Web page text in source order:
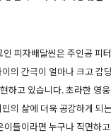
피자배달씬은 주인공 피
의 간극이 얼마나 크고 감
하고 있습니다. 초라한 영
의 삶에 더욱 공감하게 되
이들이라면 누구나 직면하